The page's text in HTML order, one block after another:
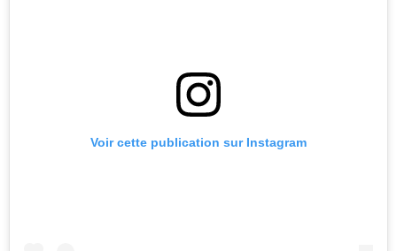
Voir cette publication sur Instagram